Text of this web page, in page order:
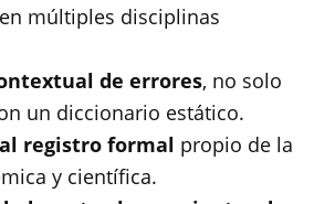
en múltiples disciplinas
de errores, no solo
un diccionario estático.
registro formal propio de la
y científica.